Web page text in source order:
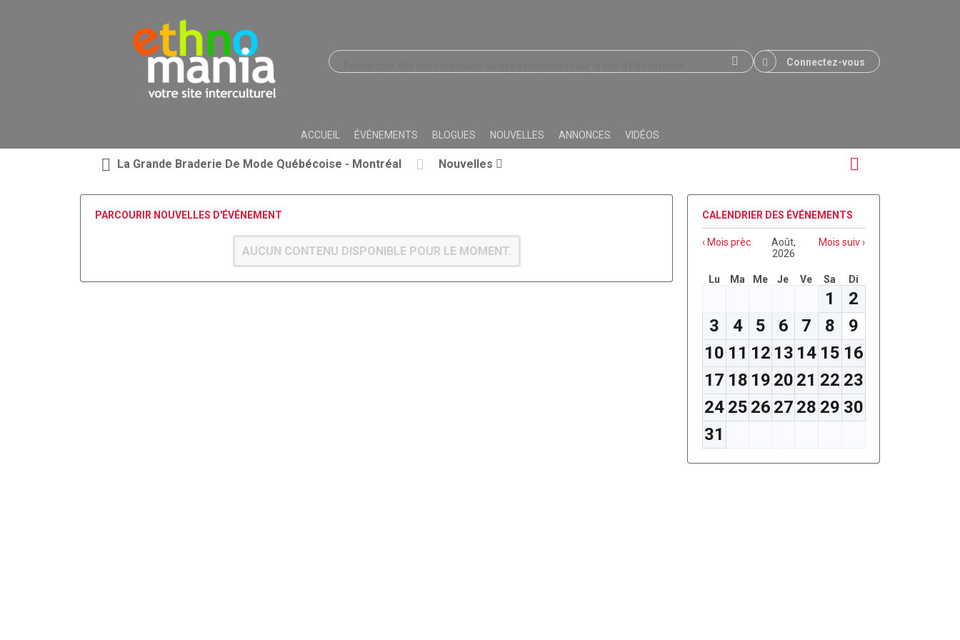
Connectez-vous
ACCUEIL ÉVÉNEMENTS BLOGUES NOUVELLES ANNONCES VIDÉOS
La Grande Braderie De Mode Québécoise - Montréal Nouvelles
PARCOURIR NOUVELLES D'ÉVÉNEMENT
AUCUN CONTENU DISPONIBLE POUR LE MOMENT.
CALENDRIER DES ÉVÉNEMENTS
‹ Mois prèc Mois suiv ›
Août,
2026
Lu Ma Me Je Ve Sa Di
1
2
3
4 5 6 7 8
9
10 11 12 13 14 15 16
17 18 19 20 21 22 23
24 25 26 27 28 29 30
31